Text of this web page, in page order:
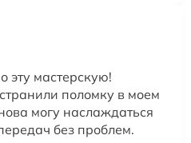
эту мастерскую!
поломку в моем
могу наслаждаться
без проблем.